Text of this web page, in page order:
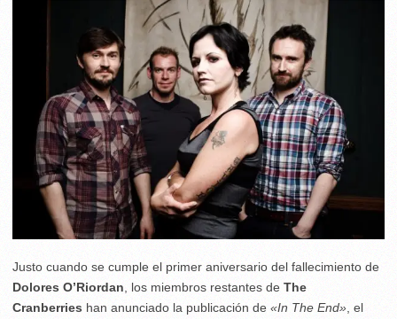
Justo cuando se cumple el primer aniversario del fallecimiento de
Dolores O’Riordan , los miembros restantes de The
Cranberries han anunciado la publicación de «In The End» , el